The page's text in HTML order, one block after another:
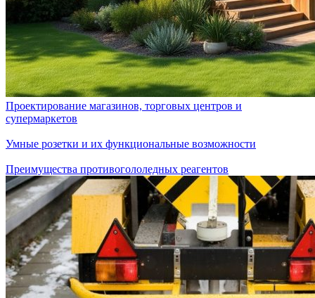
Проектирование магазинов, торговых центров и
супермаркетов
Умные розетки и их функциональные возможности
Преимущества противогололедных реагентов